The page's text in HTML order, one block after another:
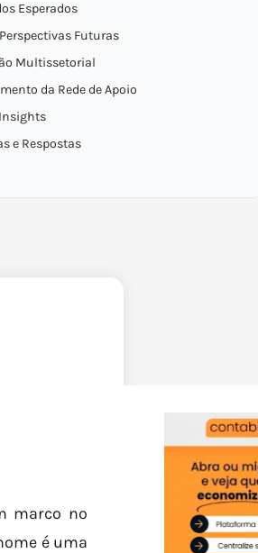
Esperados
Futuras
Multissetorial
da Rede de Apoio
e Respostas
marco no
é uma